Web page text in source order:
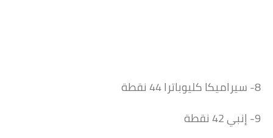
8- سيراميكا كليوباترا 44 نقطة
9- إنبي 42 نقطة